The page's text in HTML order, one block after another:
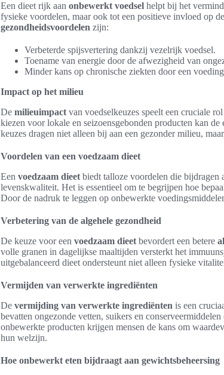
Een dieet rijk aan onbewerkt voedsel helpt bij het
fysieke voordelen, maar ook tot een positieve invloed op
gezondheidsvoordelen zijn:
Verbeterde spijsvertering dankzij vezelrijk voedsel.
Toename van energie door de afwezigheid van
Minder kans op chronische ziekten door een
Impact op het milieu
De milieuimpact van voedselkeuzes speelt een cruciale
kiezen voor lokale en seizoensgebonden producten kan
keuzes dragen niet alleen bij aan een gezonder milieu,
Voordelen van een voedzaam dieet
Een voedzaam dieet biedt talloze voordelen die bijdragen
levenskwaliteit. Het is essentieel om te begrijpen hoe
Door de nadruk te leggen op onbewerkte
Verbetering van de algehele gezondheid
De keuze voor een voedzaam dieet bevordert een betere
volle granen in dagelijkse maaltijden versterkt het
uitgebalanceerd dieet ondersteunt niet alleen fysieke
Vermijden van verwerkte ingrediënten
De vermijding van verwerkte ingrediënten is een
bevatten ongezonde vetten, suikers en
onbewerkte producten krijgen mensen de kans om
hun welzijn.
Hoe onbewerkt eten bijdraagt aan gewichtsbeheersing